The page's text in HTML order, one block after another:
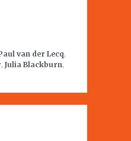
van der Lecq,
, Julia Blackburn,